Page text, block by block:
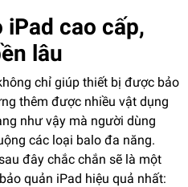
cao cấp,
lâu
chỉ giúp thiết bị được bảo
thêm được nhiều vật dụng
như vậy mà người dùng
các loại balo đa năng.
đây chắc chắn sẽ là một
quản iPad hiệu quả nhất: